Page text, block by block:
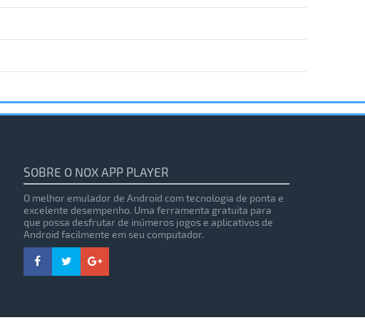
SOBRE O NOX APP PLAYER
O melhor emulador de Android com tecnologia de ponta e
excelente desempenho. Uma ferramenta gratuita para
que possa desfrutar de inúmeros jogos e aplicativos de
Android facilmente em seu computador.